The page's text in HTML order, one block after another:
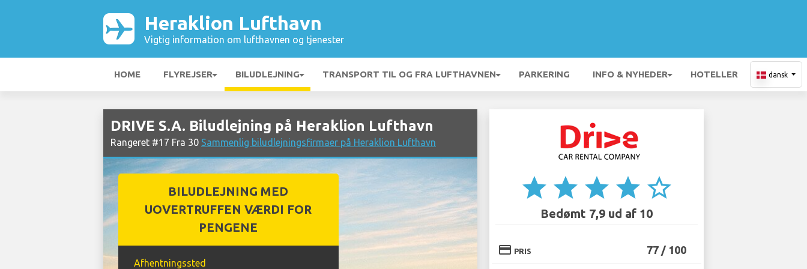
Heraklion Lufthavn
Vigtig information om lufthavnen og tjenester
HOME FLYREJSER BILUDLEJNING TRANSPORT TIL OG FRA LUFTHAVNEN PARKERING INFO & NYHEDER HOTELLER dansk
DRIVE S.A. Biludlejning på Heraklion Lufthavn
Rangeret #17 Fra 30 Sammenlig biludlejningsfirmaer på Heraklion Lufthavn
BILUDLEJNING MED
UOVERTRUFFEN VÆRDI FOR
PENGENE
Afhentningssted
star star star star star_border
Bedømt 7,9 ud af 10
credit_card PRIS 77 / 100